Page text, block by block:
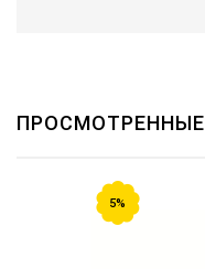
ПРОСМОТРЕННЫЕ
5%